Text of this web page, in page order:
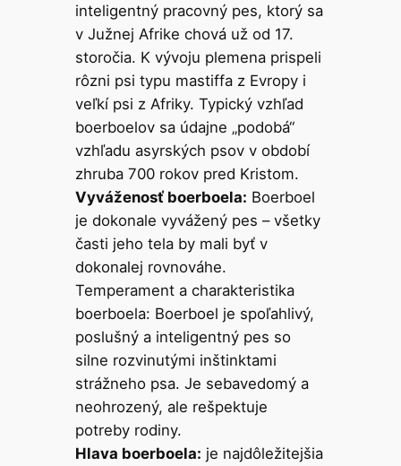
inteligentný pracovný pes, ktorý sa
v Južnej Afrike chová už od 17.
storočia. K vývoju plemena prispeli
rôzni psi typu mastiffa z Evropy i
veľkí psi z Afriky. Typický vzhľad
boerboelov sa údajne „podobá“
vzhľadu asyrských psov v období
zhruba 700 rokov pred Kristom.
Vyváženosť boerboela: Boerboel
je dokonale vyvážený pes – všetky
časti jeho tela by mali byť v
dokonalej rovnováhe.
Temperament a charakteristika
boerboela: Boerboel je spoľahlivý,
poslušný a inteligentný pes so
silne rozvinutými inštinktami
strážneho psa. Je sebavedomý a
neohrozený, ale rešpektuje
potreby rodiny.
Hlava boerboela: je najdôležitejšia